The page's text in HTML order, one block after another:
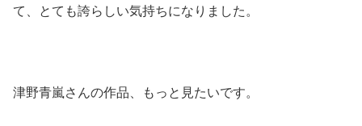
て、とても誇らしい気持ちになりました。
津野青嵐さんの作品、もっと見たいです。